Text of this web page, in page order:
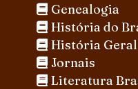
Genealogia
História do
História Geral
Jornais
Literatura